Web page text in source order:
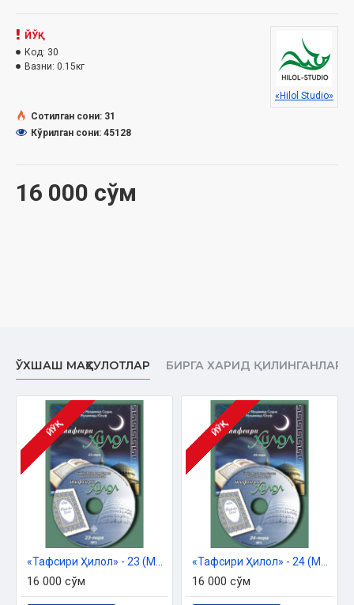
Дин ишлари қўмитанинг тавсияси ила нашр этилган
Ушбу аудио дискда қуйидаги сураларнинг тафсири билан
1. Фуссилат сураси
2. Шууро сураси
16 000 сўм
ЙЎҚ
Код: 30
Вазни: 0.15кг
«Hilol Studio»
Сотилган сони: 31
Кўрилган сони: 45128
ЎХШАШ МАҲСУЛОТЛАР БИРГА ХАРИД ҚИЛИНГАНЛАР
ЙЎҚ
16 000 сўм
ЙЎҚ
16 000 сўм